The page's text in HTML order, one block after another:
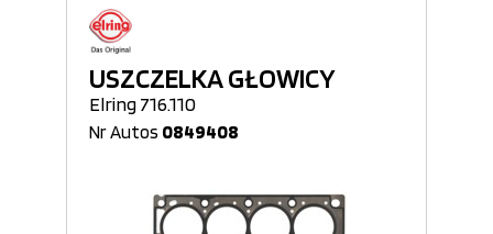
USZCZELKA GŁOWICY
Elring 716.110
Nr Autos 0849408